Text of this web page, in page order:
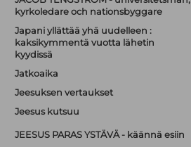
kyrkoledare och nationsbyggare
Japani yllättää yhä uudelleen :
kaksikymmentä vuotta lähetin
kyydissä
Jatkoaika
Jeesuksen vertaukset
Jeesus kutsuu
JEESUS PARAS YSTÄVÄ - käännä esiin